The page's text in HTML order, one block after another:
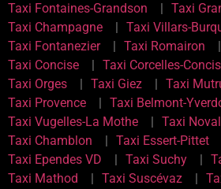
Taxi Fontaines-Grandson
Taxi
Taxi Champagne
Taxi Villars-
Taxi Fontanezier
Taxi Romairon
Taxi Concise
Taxi Corcelles-
Taxi Orges
Taxi Giez
Taxi
Taxi Provence
Taxi Belmont-
Taxi Vugelles-La Mothe
Taxi
Taxi Chamblon
Taxi Essert-Pittet
Taxi Ependes VD
Taxi Suchy
Taxi Mathod
Taxi Suscévaz